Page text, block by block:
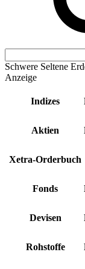
Schwere Seltene
Anzeige
Indizes
Aktien
Xetra-Orderbuch
Fonds
Devisen
Rohstoffe